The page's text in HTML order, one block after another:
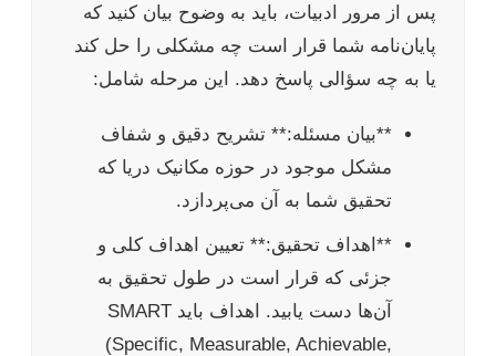
پس از مرور ادبیات، باید به وضوح بیان کنید که
پایان‌نامه شما قرار است چه مشکلی را حل کند
یا به چه سؤالی پاسخ دهد. این مرحله شامل:
**بیان مسئله:** تشریح دقیق و شفاف
مشکل موجود در حوزه مکانیک دریا که
تحقیق شما به آن می‌پردازد.
**اهداف تحقیق:** تعیین اهداف کلی و
جزئی که قرار است در طول تحقیق به
آن‌ها دست یابید. اهداف باید SMART
(Specific, Measurable, Achievable,